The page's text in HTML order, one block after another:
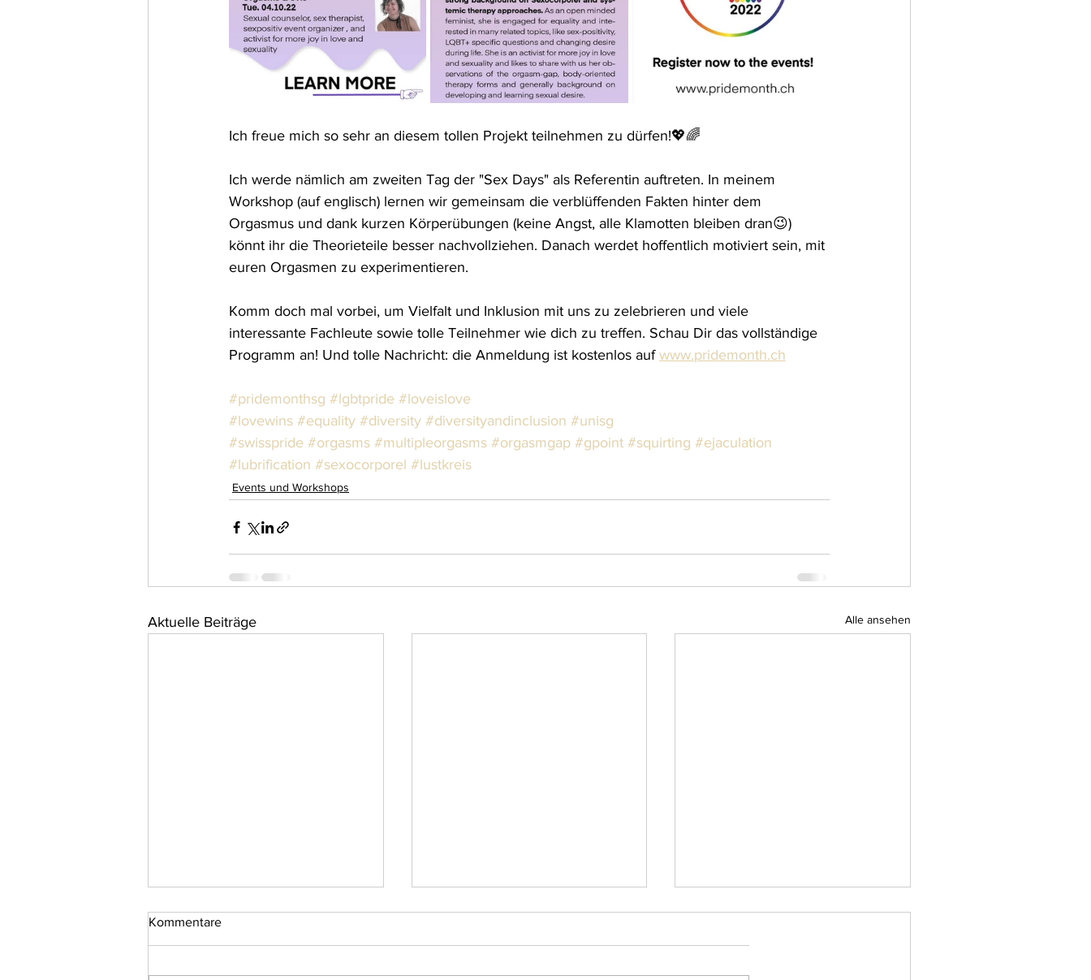
Ich freue mich so sehr an diesem tollen Projekt teilnehmen zu dürfen!💖🌈
Ich werde nämlich am zweiten Tag der "Sex Days" als Referentin auftreten. In meinem
Workshop (auf englisch) lernen wir gemeinsam die verblüffenden Fakten hinter dem
Orgasmus und dank kurzen Körperübungen (keine Angst, alle Klamotten bleiben dran😉)
könnt ihr die Theorieteile besser nachvollziehen. Danach werdet hoffentlich motiviert sein, mit
euren Orgasmen zu experimentieren.
Komm doch mal vorbei, um Vielfalt und Inklusion mit uns zu zelebrieren und viele
interessante Fachleute sowie tolle Teilnehmer wie dich zu treffen. Schau Dir das vollständige
Programm an! Und tolle Nachricht: die Anmeldung ist kostenlos auf www.pridemonth.ch
#pridemonthsg #lgbtpride #loveislove
#lovewins #equality #diversity #diversityandinclusion #unisg
#swisspride #orgasms #multipleorgasms #orgasmgap #gpoint #squirting #ejaculation
#lubrification #sexocorporel #lustkreis
Events und Workshops
Aktuelle Beiträge Alle ansehen
Kommentare